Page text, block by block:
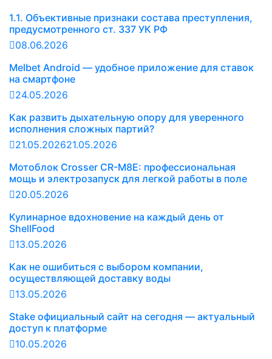
1.1. Объективные признаки состава преступления,
предусмотренного ст. 337 УК РФ
08.06.2026
Melbet Android — удобное приложение для ставок
на смартфоне
24.05.2026
Как развить дыхательную опору для уверенного
исполнения сложных партий?
21.05.202621.05.2026
Мотоблок Crosser CR-M8E: профессиональная
мощь и электрозапуск для легкой работы в поле
20.05.2026
Кулинарное вдохновение на каждый день от
ShellFood
13.05.2026
Как не ошибиться с выбором компании,
осуществляющей доставку воды
13.05.2026
Stake официальный сайт на сегодня — актуальный
доступ к платформе
10.05.2026